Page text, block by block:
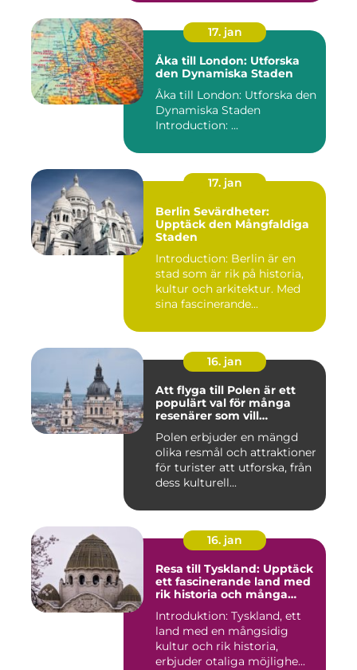
17. jan
Åka till London: Utforska
den Dynamiska Staden
Åka till London: Utforska den
Dynamiska Staden
Introduction: ...
17. jan
Berlin Sevärdheter:
Upptäck den Mångfaldiga
Staden
Introduction: Berlin är en
stad som är rik på historia,
kultur och arkitektur. Med
sina fascinerande...
16. jan
Att flyga till Polen är ett
populärt val för många
resenärer som vill
och dess rika historia
Polen erbjuder en mängd
olika resmål och attraktioner
för turister att utforska, från
dess kulturell...
16. jan
Resa till Tyskland: Upptäck
ett fascinerande land med
rik historia och många
Introduktion: Tyskland, ett
land med en mångsidig
kultur och rik historia,
erbjuder otaliga möjlighe...